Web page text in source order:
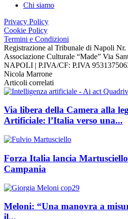
Chi siamo
Privacy Policy
Cookie Policy
Termini e Condizioni
Registrazione al Tribunale di Napoli
Associazione Culturale “Made” Via
NAPOLI | P.IVA/CF: P.IVA
Nicola Marrone
Articoli correlati
Via libera della Camera alla
Artificiale: l’Italia verso una...
Forza Italia lancia
Campania
Meloni: “Una manovra a